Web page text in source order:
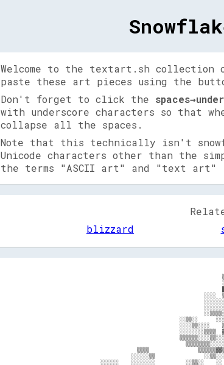
Welcome to the textart.sh collection
paste these art pieces using the
Don't forget to click the
with underscore characters so that
collapse all the spaces.
Note that this technically isn't
Unicode characters other than the
the terms "ASCII art" and "text art"
blizzard
▒▒▒▒
░░░░░░▒▒
░░░░░░    ░░░░░░░░          ░░▒▒░░